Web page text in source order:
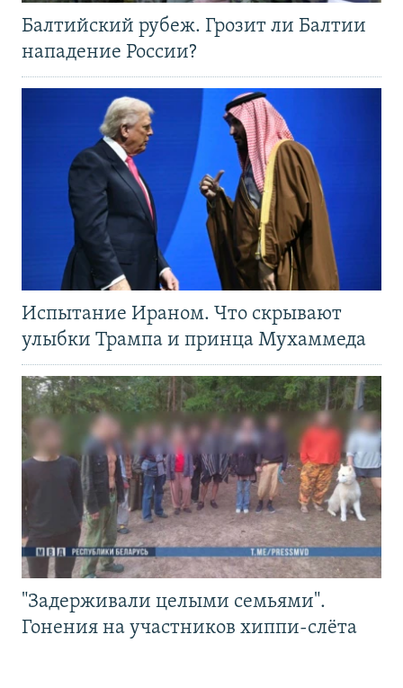
Балтийский рубеж. Грозит ли Балтии
нападение России?
Испытание Ираном. Что скрывают
улыбки Трампа и принца Мухаммеда
"Задерживали целыми семьями".
Гонения на участников хиппи-слёта